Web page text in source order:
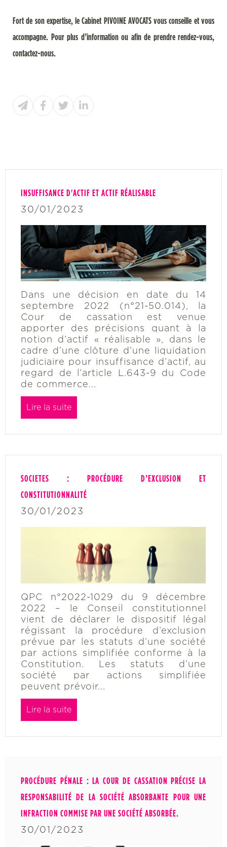
Fort de son expertise, le Cabinet PIVOINE AVOCATS vous conseille et vous
accompagne. Pour plus d’information ou afin de prendre rendez-vous,
contactez-nous.
INSUFFISANCE D'ACTIF ET ACTIF RÉALISABLE
30/01/2023
Dans une décision en date du 14
septembre 2022 (n°21-50.014), la
Cour de cassation est venue
apporter des précisions quant à la
notion d’actif « réalisable », dans le
cadre d’une clôture d’une liquidation
judiciaire pour insuffisance d’actif, au
regard de l’article L.643-9 du Code
de commerce...
Lire la suite
SOCIETES : PROCÉDURE D’EXCLUSION ET
CONSTITUTIONNALITÉ
30/01/2023
QPC n°2022-1029 du 9 décembre
2022 – le Conseil constitutionnel
vient de déclarer le dispositif légal
régissant la procédure d’exclusion
prévue par les statuts d’une société
par actions simplifiée conforme à la
Constitution. Les statuts d’une
société par actions simplifiée
peuvent prévoir...
Lire la suite
PROCÉDURE PÉNALE : LA COUR DE CASSATION PRÉCISE LA
RESPONSABILITÉ DE LA SOCIÉTÉ ABSORBANTE POUR UNE
INFRACTION COMMISE PAR UNE SOCIÉTÉ ABSORBÉE.
30/01/2023